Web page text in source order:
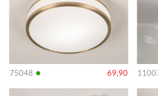
75048 • 69,90
Info Info